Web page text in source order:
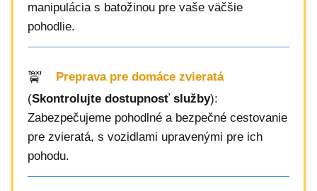
manipulácia s batožinou pre vaše väčšie
pohodlie.
Preprava pre domáce zvieratá
(Skontrolujte dostupnosť služby):
Zabezpečujeme pohodlné a bezpečné cestovanie
pre zvieratá, s vozidlami upravenými pre ich
pohodu.